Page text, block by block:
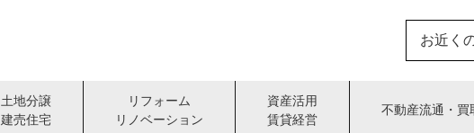
お近く
土地分譲
建売住宅
リフォーム
リノベーション
資産活用
賃貸経営
不動産流通・買